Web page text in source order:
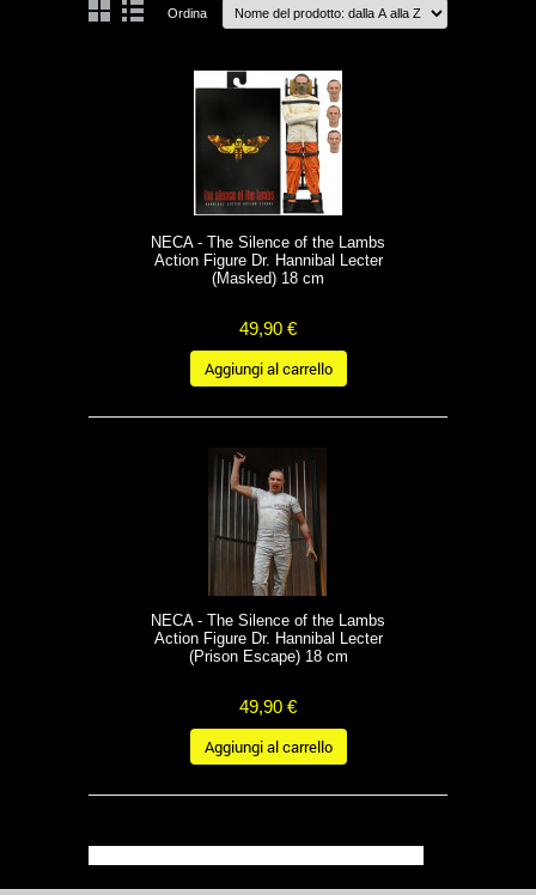
Ordina
NECA - The Silence of the Lambs
Action Figure Dr. Hannibal Lecter
(Masked) 18 cm
49,90 €
Aggiungi al carrello
NECA - The Silence of the Lambs
Action Figure Dr. Hannibal Lecter
(Prison Escape) 18 cm
49,90 €
Aggiungi al carrello